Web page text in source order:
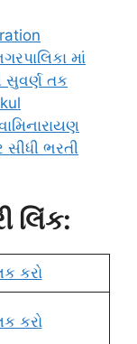
માં
સુવર્ણ તક
ભરતી
લિંક:
કરો
કરો